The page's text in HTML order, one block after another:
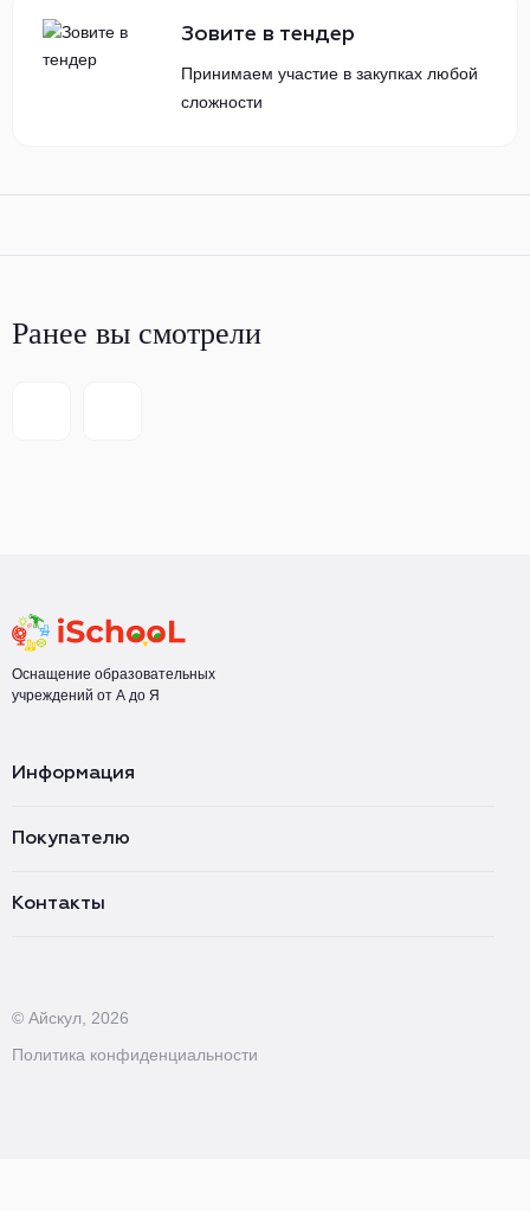
Зовите в тендер
Принимаем участие в закупках любой
сложности
Ранее вы смотрели
Оснащение образовательных
учреждений от А до Я
Информация
Покупателю
Контакты
© Айскул, 2026
Политика конфиденциальности